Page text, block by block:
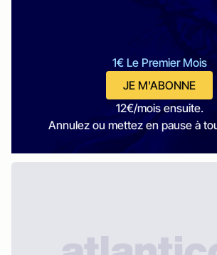
1€ Le Premier Mois
JE M'ABONNE
12€/mois ensuite.
Annulez ou mettez en pause à